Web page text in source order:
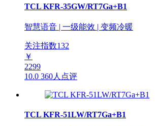
TCL KFR-35GW/RT7Ga+B1
智慧语音 | 一级能效 | 变频冷暖
关注指数132
￥
2299
10.0 360人点评
TCL KFR-51LW/RT7Ga+B1